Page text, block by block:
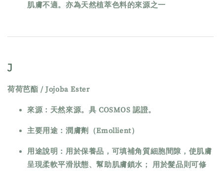
肌膚不適。亦為天然植萃色料的來源之一
J
荷荷芭酯 / Jojoba Ester
來源：天然來源。具 COSMOS 認證。
主要用途：潤膚劑（Emollient）
用途說明：用於保養品，可填補角質細胞間隙，使肌膚
呈現柔軟平滑狀態、幫助肌膚鎖水； 用於髮品則可修